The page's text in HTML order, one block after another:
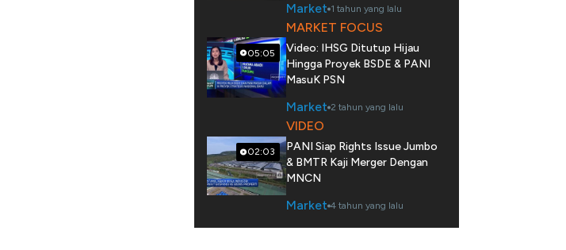
Market 1 tahun yang lalu
05:05
MARKET FOCUS
Video: IHSG Ditutup Hijau
Hingga Proyek BSDE & PANI
MasuK PSN
Market 2 tahun yang lalu
02:03
VIDEO
PANI Siap Rights Issue Jumbo
& BMTR Kaji Merger Dengan
MNCN
Market 4 tahun yang lalu